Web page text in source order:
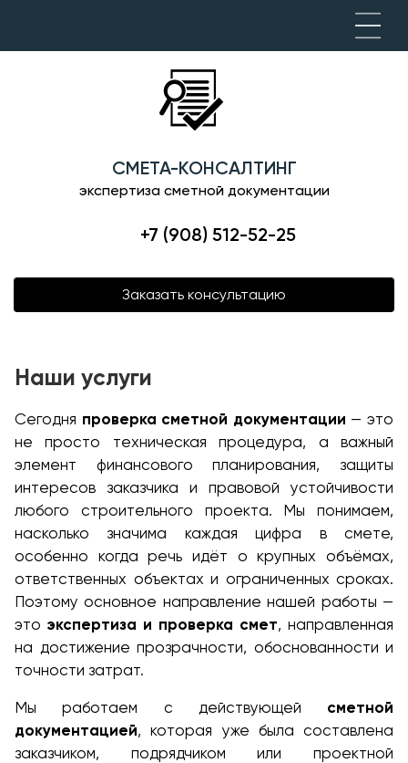
СМЕТА-КОНСАЛТИНГ
экспертиза сметной документации
+7 (908) 512-52-25
Заказать консультацию
Наши услуги
Сегодня проверка сметной документации — это
не просто техническая процедура, а важный
элемент финансового планирования, защиты
интересов заказчика и правовой устойчивости
любого строительного проекта. Мы понимаем,
насколько значима каждая цифра в смете,
особенно когда речь идёт о крупных объёмах,
ответственных объектах и ограниченных сроках.
Поэтому основное направление нашей работы —
это экспертиза и проверка смет, направленная
на достижение прозрачности, обоснованности и
точности затрат.
Мы работаем с действующей сметной
документацией, которая уже была составлена
заказчиком, подрядчиком или проектной